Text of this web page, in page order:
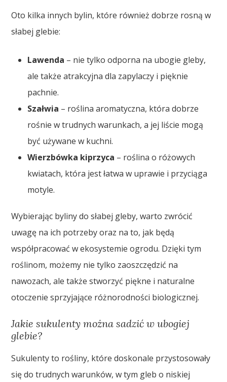
Oto kilka innych bylin, które również dobrze rosną w
słabej glebie:
Lawenda – nie tylko odporna na ubogie gleby,
ale także atrakcyjna dla zapylaczy i pięknie
pachnie.
Szałwia – roślina aromatyczna, która dobrze
rośnie w trudnych warunkach, a jej liście mogą
być używane w kuchni.
Wierzbówka kiprzyca – roślina o różowych
kwiatach, która jest łatwa w uprawie i przyciąga
motyle.
Wybierając byliny do słabej gleby, warto zwrócić
uwagę na ich potrzeby oraz na to, jak będą
współpracować w ekosystemie ogrodu. Dzięki tym
roślinom, możemy nie tylko zaoszczędzić na
nawozach, ale także stworzyć piękne i naturalne
otoczenie sprzyjające różnorodności biologicznej.
Jakie sukulenty można sadzić w ubogiej
glebie?
Sukulenty to rośliny, które doskonale przystosowały
się do trudnych warunków, w tym gleb o niskiej